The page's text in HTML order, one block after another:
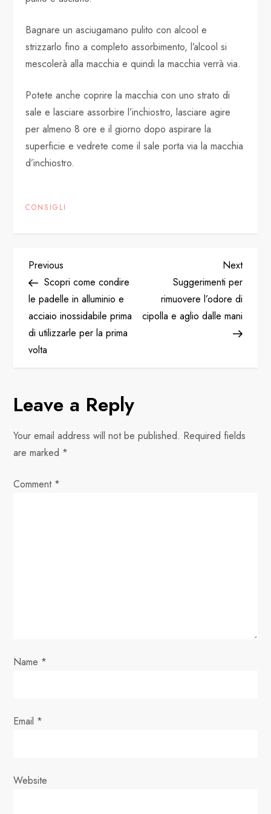
Bagnare un asciugamano pulito con alcool e
strizzarlo fino a completo assorbimento, l’alcool si
mescolerà alla macchia e quindi la macchia verrà via.
Potete anche coprire la macchia con uno strato di
sale e lasciare assorbire l’inchiostro, lasciare agire
per almeno 8 ore e il giorno dopo aspirare la
superficie e vedrete come il sale porta via la macchia
d’inchiostro.
CONSIGLI
P
o
s
t
a
v
Previous
Post
Previous
Scopri come condire
le padelle in alluminio e
acciaio inossidabile prima
di utilizzarle per la prima
volta
Next
Post
Next
Suggerimenti per
rimuovere l’odore di
cipolla e aglio dalle mani
Leave a Reply
Your email address will not be published. Required fields
are marked *
Comment *
Name *
Email *
Website